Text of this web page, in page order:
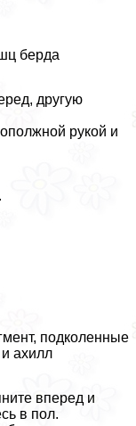
берда
другую
рукой и
подколенные
ахилл
вперед и
в пол.